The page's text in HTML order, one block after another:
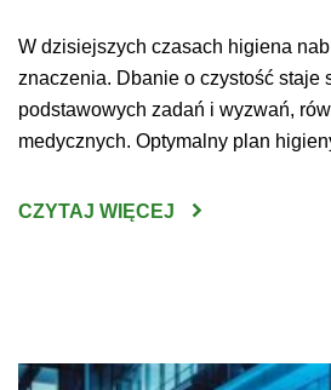
W dzisiejszych czasach higiena
znaczenia. Dbanie o czystość staje
podstawowych zadań i wyzwań,
medycznych. Optymalny plan
pacjentów, lekarzy oraz
CZYTAJ WIĘCEJ